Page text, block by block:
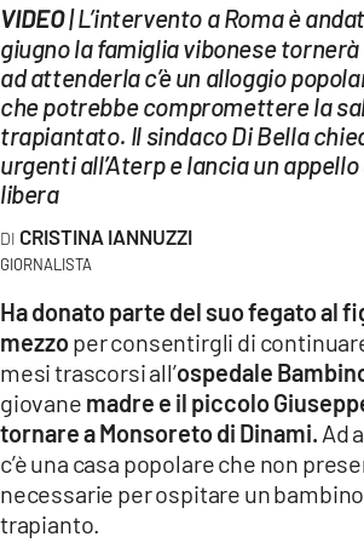
LAC ONAIR
LaC
Network
LACPLAY.IT
LACONAIR.IT
LACITYMAG.IT
ILREGGINO.IT
COSENZACHANNEL.IT
ILVIBONESE.IT
CATANZAROCHANNEL.IT
VIDEO| L’intervento a Roma è
giugno la famiglia vibonese tornerà
ad attenderla c’è un alloggio
che potrebbe compromettere la
trapiantato. Il sindaco Di Bella
urgenti all’Aterp e lancia un
libera
CRISTINA IANNUZZI
GIORNALISTA
Ha donato parte del suo fegato al
mezzoper consentirgli di
mesi trascorsi all’ospedale
giovane madre e il piccolo
tornare a Monsoreto di Dinami. Ad
c’è una casa popolare che non
necessarie per ospitare un
trapianto.